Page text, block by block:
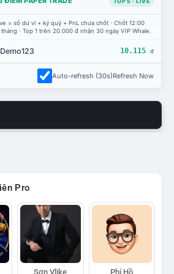
= số dư ví + ký quỹ + PnL chưa chốt · Chốt 12:00
· Top 1 trên 20.000 đ nhận 30 ngày VIP Whale.
Demo123 10.115 đ
Auto-refresh (30s)Refresh Now
Pro
Sơn Vlike Phí Hồ